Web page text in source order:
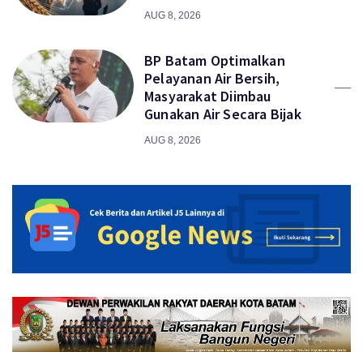
AUG 8, 2026
BP Batam Optimalkan
Pelayanan Air Bersih,
Masyarakat Diimbau
Gunakan Air Secara Bijak
AUG 8, 2026